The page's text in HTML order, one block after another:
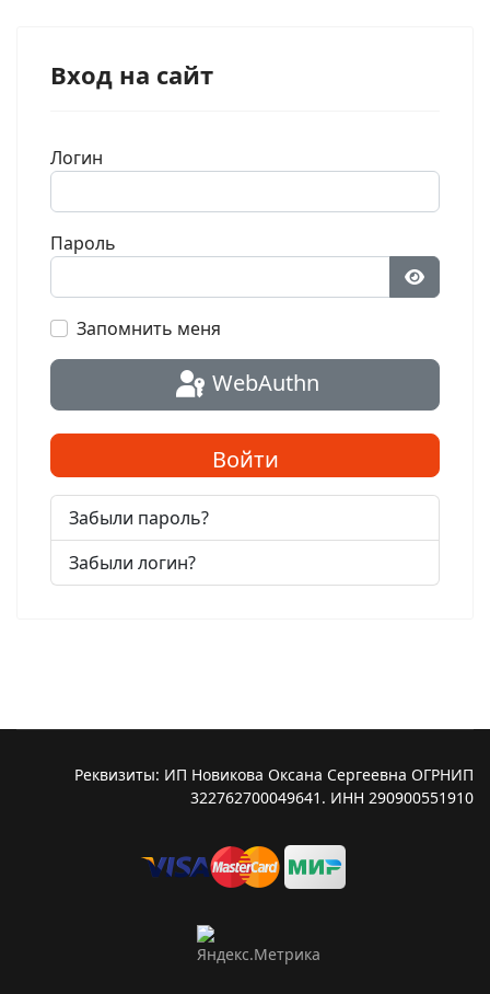
Вход на сайт
Логин
Пароль
Запомнить меня
WebAuthn
Войти
Забыли пароль?
Забыли логин?
Реквизиты: ИП Новикова Оксана Сергеевна ОГРНИП
322762700049641. ИНН 290900551910